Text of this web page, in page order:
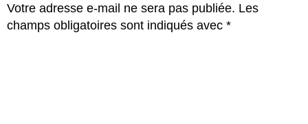
Votre adresse e-mail ne sera pas publiée. Les
champs obligatoires sont indiqués avec *